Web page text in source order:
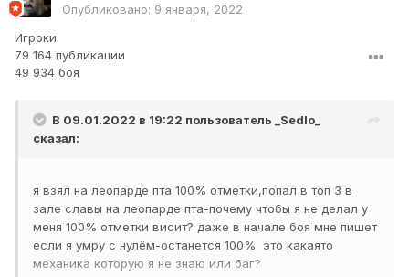
Опубликовано: 9 января, 2022
Игроки
79 164 публикации
49 934 боя
В 09.01.2022 в 19:22 пользователь _Sedlo_
сказал:
я взял на леопарде пта 100% отметки,попал в топ 3 в
зале славы на леопарде пта-почему чтобы я не делал у
меня 100% отметки висит? даже в начале боя мне пишет
если я умру с нулём-останется 100% это какаято
механика которую я не знаю или баг?